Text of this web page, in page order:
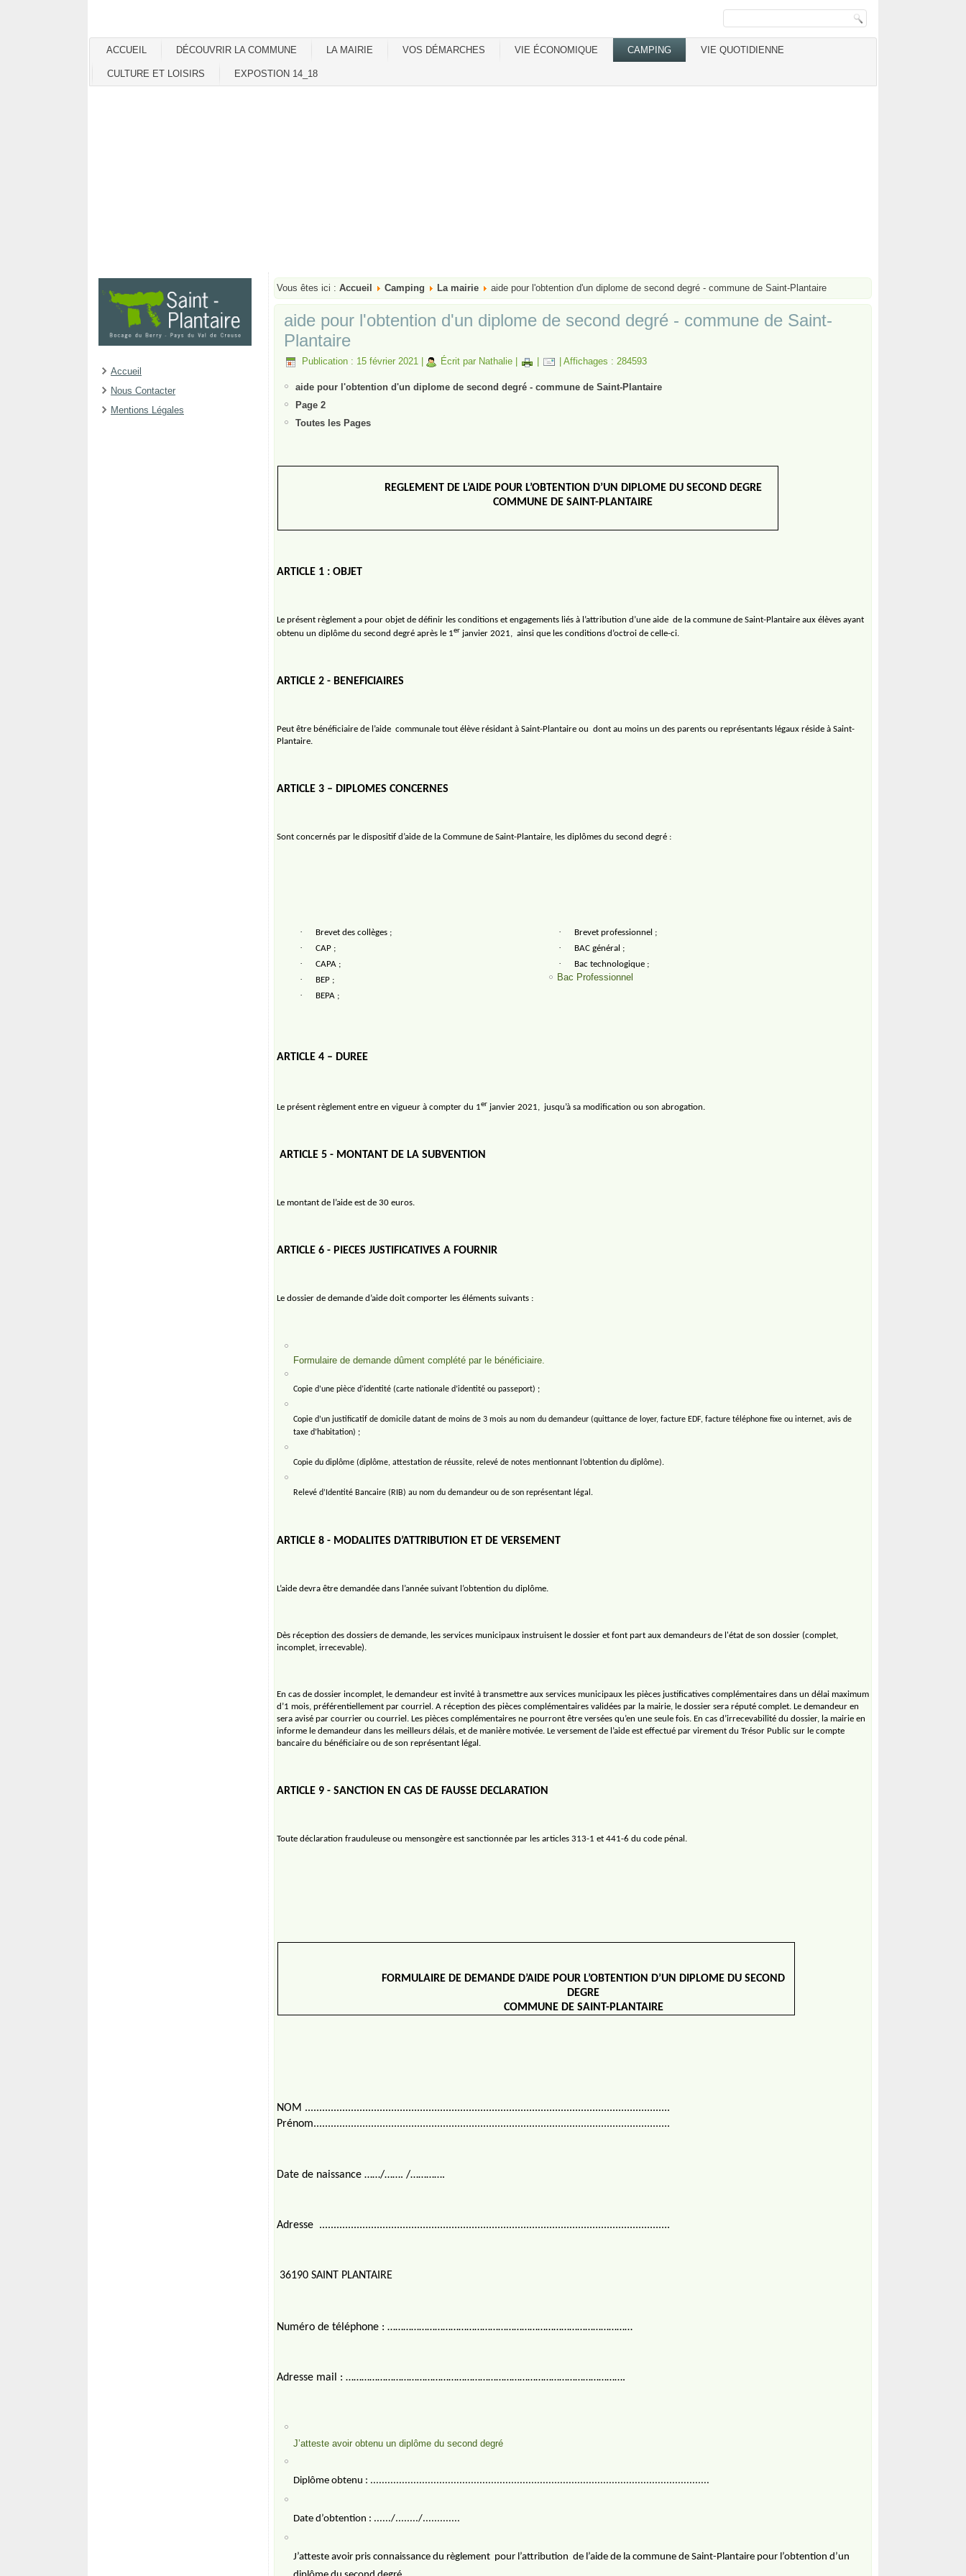
ACCUEIL DÉCOUVRIR LA COMMUNE LA MAIRIE VOS DÉMARCHES VIE ÉCONOMIQUE CAMPING VIE QUOTIDIENNE
CULTURE ET LOISIRS EXPOSTION 14_18
Accueil
Nous Contacter
Mentions Légales
Vous êtes ici : Accueil Camping La mairie aide pour l'obtention d'un diplome de second degré - commune de Saint-Plantaire
aide pour l'obtention d'un diplome de second degré - commune de Saint-
Plantaire
Publication : 15 février 2021 Écrit par Nathalie Affichages : 284593
aide pour l'obtention d'un diplome de second degré - commune de Saint-Plantaire
Page 2
Toutes les Pages
REGLEMENT DE L’AIDE POUR L’OBTENTION D’UN DIPLOME DU SECOND DEGRE
COMMUNE DE SAINT-PLANTAIRE
ARTICLE 1 : OBJET
Le présent règlement a pour objet de définir les conditions et engagements liés à l’attribution d’une aide de la commune de Saint-Plantaire aux élèves ayant
obtenu un diplôme du second degré après le 1er janvier 2021, ainsi que les conditions d’octroi de celle-ci.
ARTICLE 2 - BENEFICIAIRES
Peut être bénéficiaire de l’aide communale tout élève résidant à Saint-Plantaire ou dont au moins un des parents ou représentants légaux réside à Saint-
Plantaire.
ARTICLE 3 – DIPLOMES CONCERNES
Sont concernés par le dispositif d’aide de la Commune de Saint-Plantaire, les diplômes du second degré :
· Brevet des collèges ;
· CAP ;
· CAPA ;
· BEP ;
· BEPA ;
· Brevet professionnel ;
· BAC général ;
· Bac technologique ;
Bac Professionnel
ARTICLE 4 – DUREE
Le présent règlement entre en vigueur à compter du 1er janvier 2021, jusqu’à sa modification ou son abrogation.
ARTICLE 5 - MONTANT DE LA SUBVENTION
Le montant de l’aide est de 30 euros.
ARTICLE 6 - PIECES JUSTIFICATIVES A FOURNIR
Le dossier de demande d’aide doit comporter les éléments suivants :
Formulaire de demande dûment complété par le bénéficiaire.
Copie d’une pièce d’identité (carte nationale d’identité ou passeport) ;
Copie d’un justificatif de domicile datant de moins de 3 mois au nom du demandeur (quittance de loyer, facture EDF, facture téléphone fixe ou internet, avis de
taxe d’habitation) ;
Copie du diplôme (diplôme, attestation de réussite, relevé de notes mentionnant l’obtention du diplôme).
Relevé d’Identité Bancaire (RIB) au nom du demandeur ou de son représentant légal.
ARTICLE 8 - MODALITES D’ATTRIBUTION ET DE VERSEMENT
L’aide devra être demandée dans l’année suivant l’obtention du diplôme.
Dès réception des dossiers de demande, les services municipaux instruisent le dossier et font part aux demandeurs de l'état de son dossier (complet,
incomplet, irrecevable).
En cas de dossier incomplet, le demandeur est invité à transmettre aux services municipaux les pièces justificatives complémentaires dans un délai maximum
d’1 mois, préférentiellement par courriel. A réception des pièces complémentaires validées par la mairie, le dossier sera réputé complet. Le demandeur en
sera avisé par courrier ou courriel. Les pièces complémentaires ne pourront être versées qu’en une seule fois. En cas d’irrecevabilité du dossier, la mairie en
informe le demandeur dans les meilleurs délais, et de manière motivée. Le versement de l’aide est effectué par virement du Trésor Public sur le compte
bancaire du bénéficiaire ou de son représentant légal.
ARTICLE 9 - SANCTION EN CAS DE FAUSSE DECLARATION
Toute déclaration frauduleuse ou mensongère est sanctionnée par les articles 313-1 et 441-6 du code pénal.
FORMULAIRE DE DEMANDE D’AIDE POUR L’OBTENTION D’UN DIPLOME DU SECOND
DEGRE
COMMUNE DE SAINT-PLANTAIRE
NOM ...............................................................................................................................
Prénom............................................................................................................................
Date de naissance ……/……. /………….
Adresse ..........................................................................................................................
36190 SAINT PLANTAIRE
Numéro de téléphone : …………………………………………………………………………………
Adresse mail : …………………………………………………………………………………………….
J’atteste avoir obtenu un diplôme du second degré
Diplôme obtenu : ......................................................................................................................
Date d’obtention : ....../......../.............
J’atteste avoir pris connaissance du règlement pour l’attribution de l’aide de la commune de Saint-Plantaire pour l’obtention d’un